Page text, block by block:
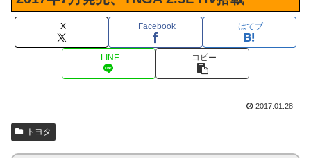
X Facebook はてブ
LINE コピー
2017.01.28
トヨタ